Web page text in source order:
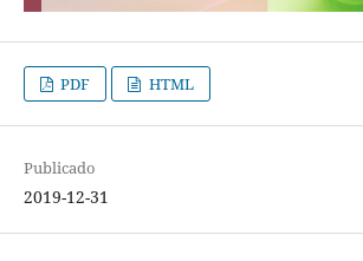
PDF HTML
Publicado
2019-12-31